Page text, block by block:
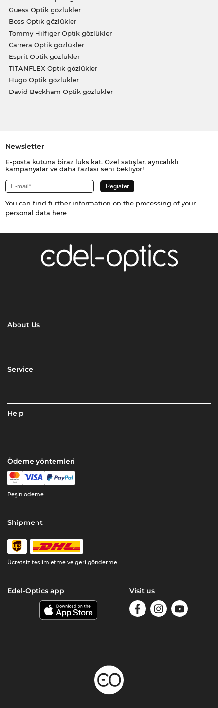
Guess Optik gözlükler
Boss Optik gözlükler
Tommy Hilfiger Optik gözlükler
Carrera Optik gözlükler
Esprit Optik gözlükler
TITANFLEX Optik gözlükler
Hugo Optik gözlükler
David Beckham Optik gözlükler
Newsletter
E-posta kutuna biraz lüks kat. Özel satışlar, ayrıcalıklı
kampanyalar ve daha fazlası seni bekliyor!
You can find further information on the processing of your
personal data here
About Us
Service
Help
Ödeme yöntemleri
Peşin ödeme
Shipment
Ücretsiz teslim etme ve geri gönderme
Edel-Optics app Visit us